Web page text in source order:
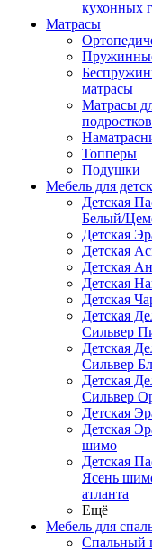
кухонных
Матраcы
матрасы
Матрасы
подростков
Топперы
Подушки
Мебель для
Детская
Белый/
Детская
Детская
Детская
Детская
Детская
Детская
Сильвер
Детская
Сильвер
Детская
Сильвер
Детская
Детская
шимо
Детская
Ясень
атланта
Ещё
Мебель для
Спальный